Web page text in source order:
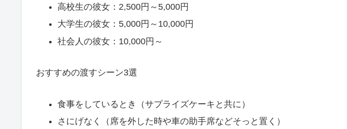
高校生の彼女：2,500円～5,000円
大学生の彼女：5,000円～10,000円
社会人の彼女：10,000円～
おすすめの渡すシーン3選
食事をしているとき（サプライズケーキと共に）
さにげなく（席を外した時や車の助手席などそっと置く）